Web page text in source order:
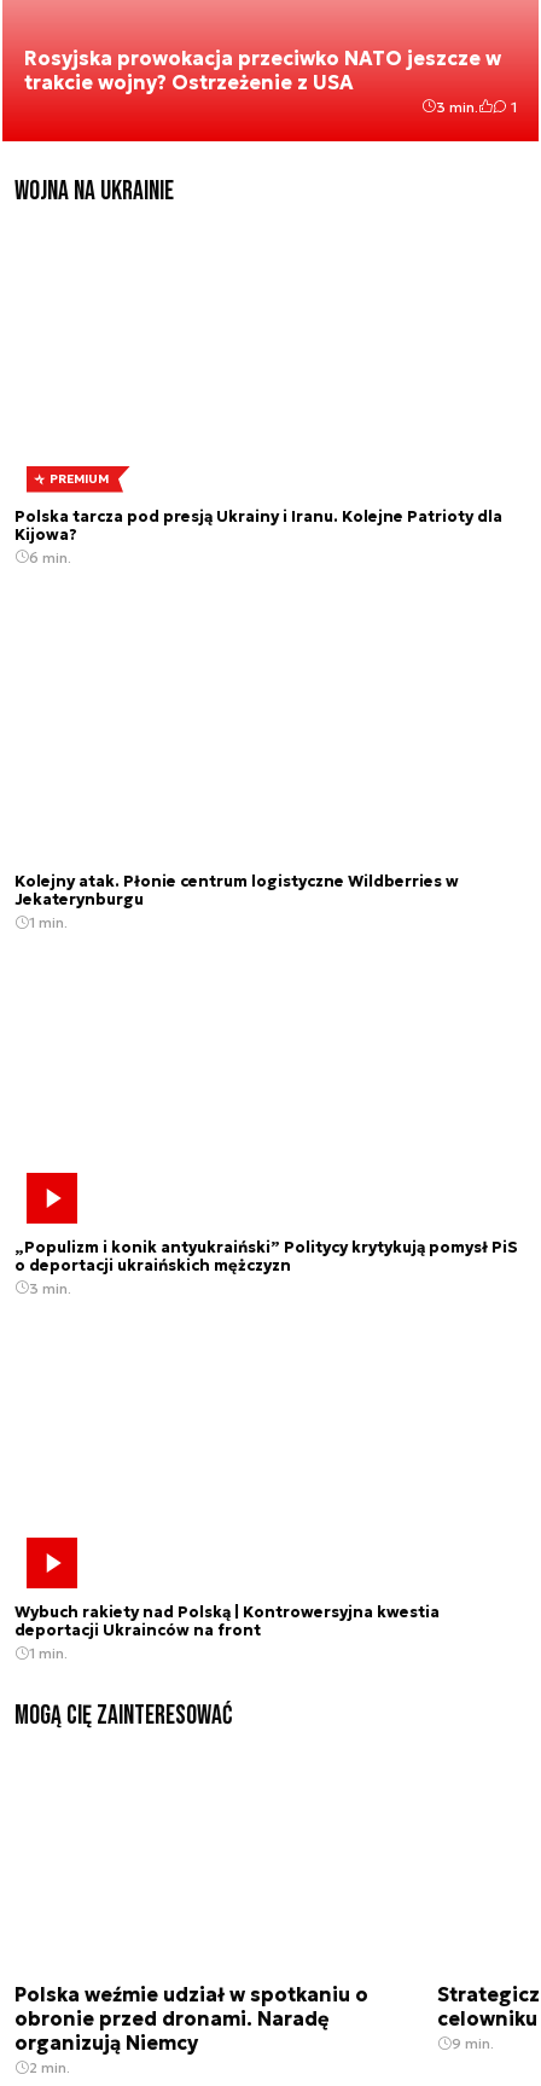
Rosyjska prowokacja przeciwko NATO jeszcze w
trakcie wojny? Ostrzeżenie z USA
3 min. 1
Wojna na Ukrainie
PREMIUM
Polska tarcza pod presją Ukrainy i Iranu. Kolejne Patrioty dla
Kijowa?
6 min.
Kolejny atak. Płonie centrum logistyczne Wildberries w
Jekaterynburgu
1 min.
„Populizm i konik antyukraiński” Politycy krytykują pomysł PiS
o deportacji ukraińskich mężczyzn
3 min.
Wybuch rakiety nad Polską | Kontrowersyjna kwestia
deportacji Ukrainców na front
1 min.
Mogą Cię zainteresować
Polska weźmie udział w spotkaniu o
obronie przed dronami. Naradę
organizują Niemcy
2 min.
9 min.